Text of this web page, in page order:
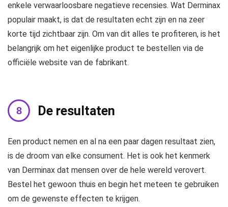
enkele verwaarloosbare negatieve recensies. Wat Derminax
populair maakt, is dat de resultaten echt zijn en na zeer
korte tijd zichtbaar zijn. Om van dit alles te profiteren, is het
belangrijk om het eigenlijke product te bestellen via de
officiële website van de fabrikant.
De resultaten
Een product nemen en al na een paar dagen resultaat zien,
is de droom van elke consument. Het is ook het kenmerk
van Derminax dat mensen over de hele wereld verovert.
Bestel het gewoon thuis en begin het meteen te gebruiken
om de gewenste effecten te krijgen.